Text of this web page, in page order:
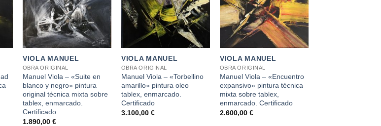
+
VIOLA MANUEL
OBRA ORIGINAL
Manuel Viola – «Suite en
blanco y negro» pintura
original técnica mixta sobre
tablex, enmarcado.
Certificado
1.890,00 €
VIOLA MANUEL
OBRA ORIGINAL
Manuel Viola – «Torbellino
amarillo» pintura oleo
tablex, enmarcado.
Certificado
3.100,00 €
+
VIOLA MANUEL
OBRA ORIGINAL
Manuel Viola – «Encuentro
expansivo» pintura técnica
mixta sobre tablex,
enmarcado. Certificado
2.600,00 €